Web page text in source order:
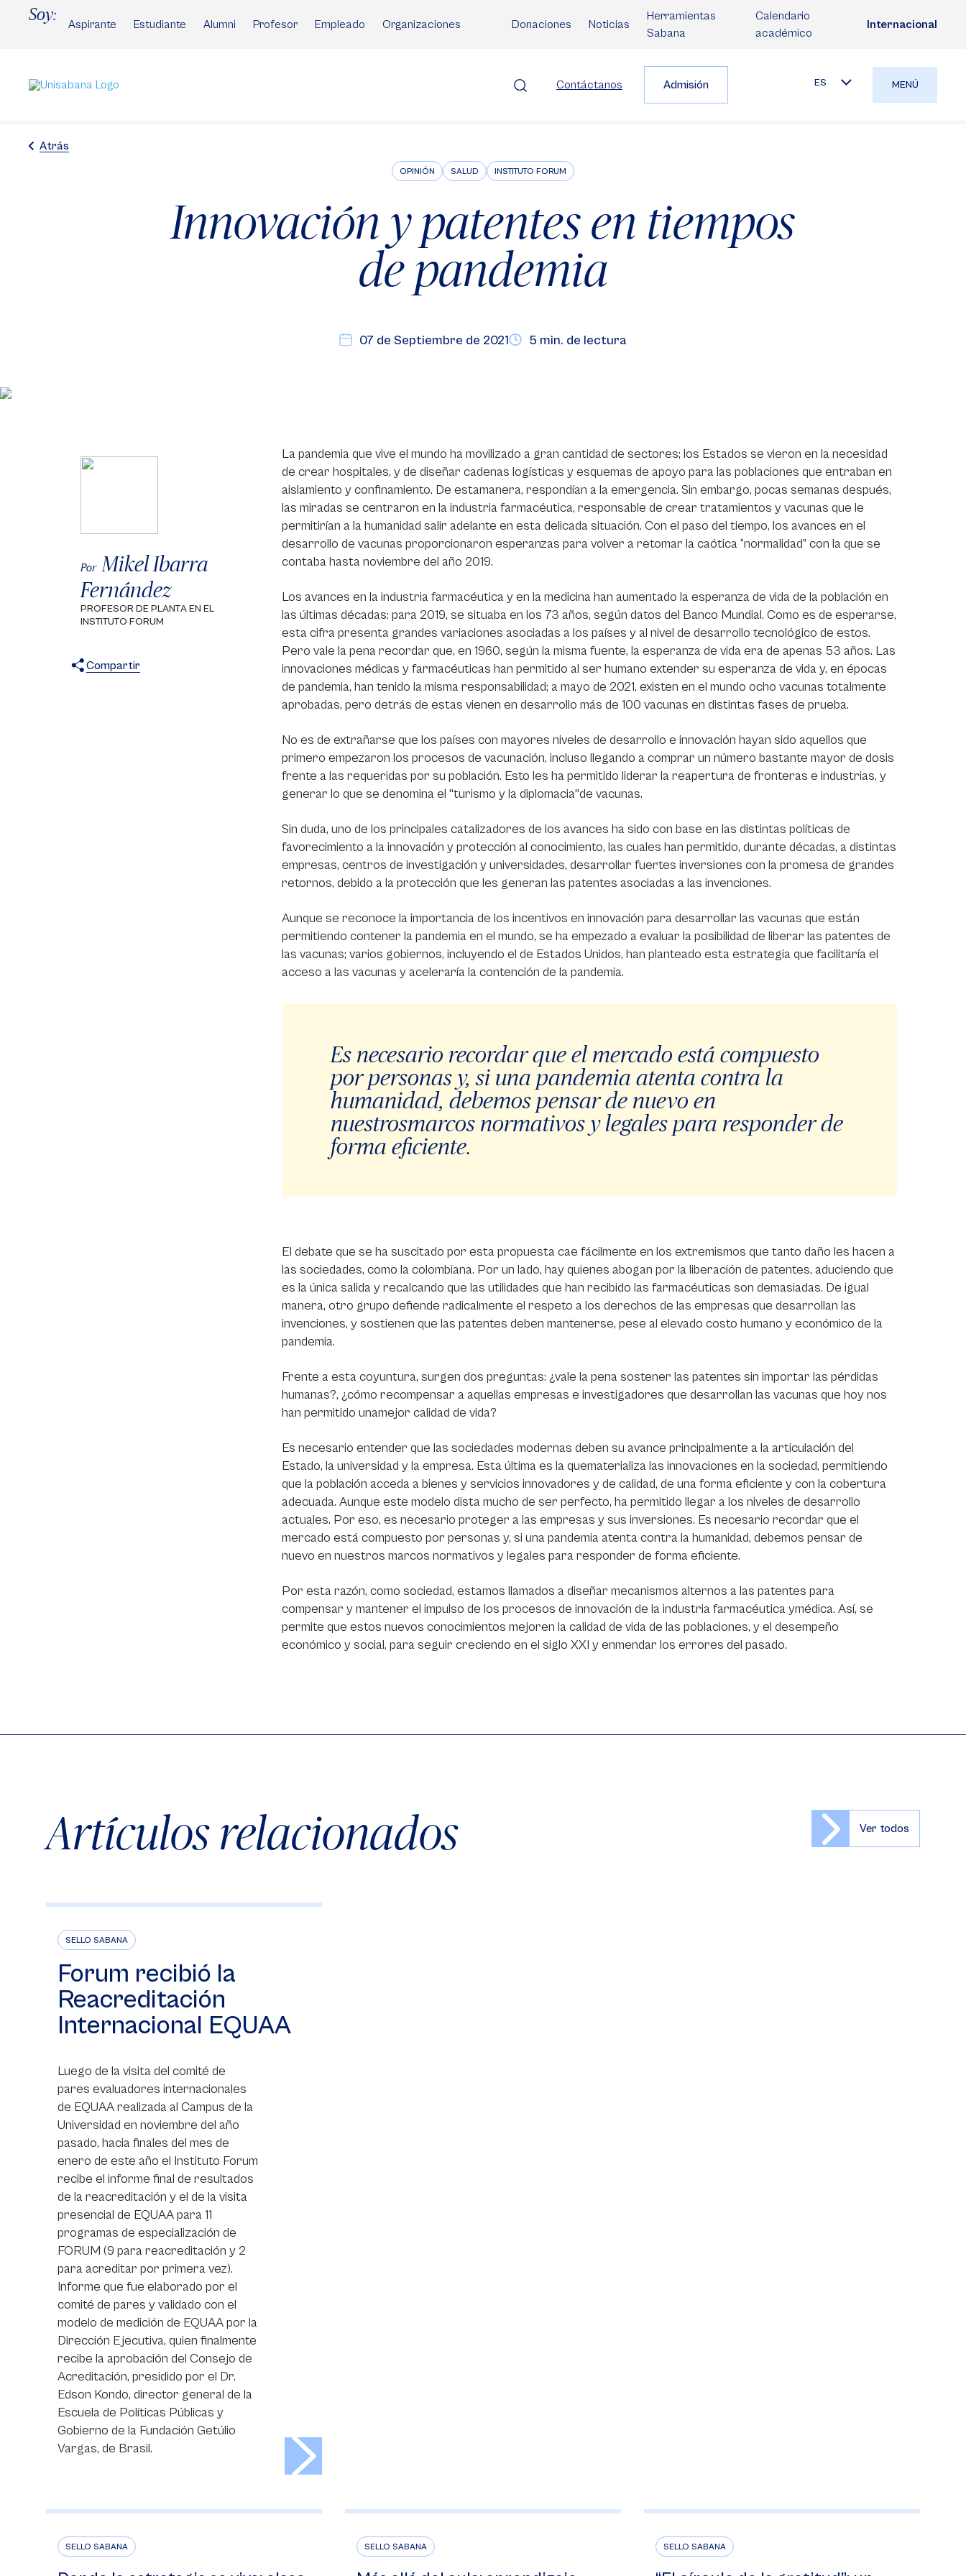
Soy:
Aspirante Estudiante Alumni Profesor Empleado Organizaciones Donaciones Noticias
Herramientas
Sabana
Calendario
académico
Internacional
Contáctanos Admisión ES MENÚ
Atrás
OPINIÓN SALUD INSTITUTO FORUM
Innovación y patentes en tiempos
de pandemia
07 de Septiembre de 2021 5 min. de lectura
Por Mikel Ibarra
Fernández
PROFESOR DE PLANTA EN EL
INSTITUTO FORUM
Compartir
La pandemia que vive el mundo ha movilizado a gran cantidad de sectores; los Estados se vieron en la necesidad
de crear hospitales, y de diseñar cadenas logísticas y esquemas de apoyo para las poblaciones que entraban en
aislamiento y confinamiento. De estamanera, respondían a la emergencia. Sin embargo, pocas semanas después,
las miradas se centraron en la industria farmacéutica, responsable de crear tratamientos y vacunas que le
permitirían a la humanidad salir adelante en esta delicada situación. Con el paso del tiempo, los avances en el
desarrollo de vacunas proporcionaron esperanzas para volver a retomar la caótica “normalidad” con la que se
contaba hasta noviembre del año 2019.
Los avances en la industria farmacéutica y en la medicina han aumentado la esperanza de vida de la población en
las últimas décadas: para 2019, se situaba en los 73 años, según datos del Banco Mundial. Como es de esperarse,
esta cifra presenta grandes variaciones asociadas a los países y al nivel de desarrollo tecnológico de estos.
Pero vale la pena recordar que, en 1960, según la misma fuente, la esperanza de vida era de apenas 53 años. Las
innovaciones médicas y farmacéuticas han permitido al ser humano extender su esperanza de vida y, en épocas
de pandemia, han tenido la misma responsabilidad; a mayo de 2021, existen en el mundo ocho vacunas totalmente
aprobadas, pero detrás de estas vienen en desarrollo más de 100 vacunas en distintas fases de prueba.
No es de extrañarse que los países con mayores niveles de desarrollo e innovación hayan sido aquellos que
primero empezaron los procesos de vacunación, incluso llegando a comprar un número bastante mayor de dosis
frente a las requeridas por su población. Esto les ha permitido liderar la reapertura de fronteras e industrias, y
generar lo que se denomina el "turismo y la diplomacia"de vacunas.
Sin duda, uno de los principales catalizadores de los avances ha sido con base en las distintas políticas de
favorecimiento a la innovación y protección al conocimiento, las cuales han permitido, durante décadas, a distintas
empresas, centros de investigación y universidades, desarrollar fuertes inversiones con la promesa de grandes
retornos, debido a la protección que les generan las patentes asociadas a las invenciones.
Aunque se reconoce la importancia de los incentivos en innovación para desarrollar las vacunas que están
permitiendo contener la pandemia en el mundo, se ha empezado a evaluar la posibilidad de liberar las patentes de
las vacunas; varios gobiernos, incluyendo el de Estados Unidos, han planteado esta estrategia que facilitaría el
acceso a las vacunas y aceleraría la contención de la pandemia.
Es necesario recordar que el mercado está compuesto
por personas y, si una pandemia atenta contra la
humanidad, debemos pensar de nuevo en
nuestrosmarcos normativos y legales para responder de
forma eficiente.
El debate que se ha suscitado por esta propuesta cae fácilmente en los extremismos que tanto daño les hacen a
las sociedades, como la colombiana. Por un lado, hay quienes abogan por la liberación de patentes, aduciendo que
es la única salida y recalcando que las utilidades que han recibido las farmacéuticas son demasiadas. De igual
manera, otro grupo defiende radicalmente el respeto a los derechos de las empresas que desarrollan las
invenciones, y sostienen que las patentes deben mantenerse, pese al elevado costo humano y económico de la
pandemia.
Frente a esta coyuntura, surgen dos preguntas: ¿vale la pena sostener las patentes sin importar las pérdidas
humanas?, ¿cómo recompensar a aquellas empresas e investigadores que desarrollan las vacunas que hoy nos
han permitido unamejor calidad de vida?
Es necesario entender que las sociedades modernas deben su avance principalmente a la articulación del
Estado, la universidad y la empresa. Esta última es la quematerializa las innovaciones en la sociedad, permitiendo
que la población acceda a bienes y servicios innovadores y de calidad, de una forma eficiente y con la cobertura
adecuada. Aunque este modelo dista mucho de ser perfecto, ha permitido llegar a los niveles de desarrollo
actuales. Por eso, es necesario proteger a las empresas y sus inversiones. Es necesario recordar que el
mercado está compuesto por personas y, si una pandemia atenta contra la humanidad, debemos pensar de
nuevo en nuestros marcos normativos y legales para responder de forma eficiente.
Por esta razón, como sociedad, estamos llamados a diseñar mecanismos alternos a las patentes para
compensar y mantener el impulso de los procesos de innovación de la industria farmacéutica ymédica. Así, se
permite que estos nuevos conocimientos mejoren la calidad de vida de las poblaciones, y el desempeño
económico y social, para seguir creciendo en el siglo XXI y enmendar los errores del pasado.
Artículos relacionados Ver todos
SELLO SABANA
Forum recibió la
Reacreditación
Internacional EQUAA
Luego de la visita del comité de
pares evaluadores internacionales
de EQUAA realizada al Campus de la
Universidad en noviembre del año
pasado, hacia finales del mes de
enero de este año el Instituto Forum
recibe el informe final de resultados
de la reacreditación y el de la visita
presencial de EQUAA para 11
programas de especialización de
FORUM (9 para reacreditación y 2
para acreditar por primera vez).
Informe que fue elaborado por el
comité de pares y validado con el
modelo de medición de EQUAA por la
Dirección Ejecutiva, quien finalmente
recibe la aprobación del Consejo de
Acreditación, presidido por el Dr.
Edson Kondo, director general de la
Escuela de Políticas Públicas y
Gobierno de la Fundación Getúlio
Vargas, de Brasil.
SELLO SABANA SELLO SABANA SELLO SABANA